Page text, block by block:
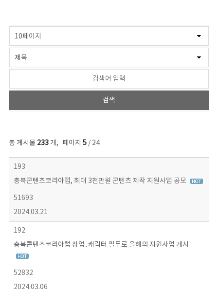
총 게시물 233개, 페이지 5/ 24
보도자료 목록 - 번호, 제목, 작성자, 파일, 조회수, 작성일 정보 제공
193
충북콘텐츠코리아랩, 최대 3천만원 콘텐츠 제작 지원사업 공모
51693
2024.03.21
192
충북콘텐츠코리아랩 창업․캐릭터 필두로 올해의 지원사업 개시
52832
2024.03.06